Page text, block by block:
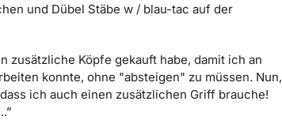
und Dübel Stäbe w / blau-tac auf der
zusätzliche Köpfe gekauft habe, damit ich an
konnte, ohne "absteigen" zu müssen. Nun,
ich auch einen zusätzlichen Griff brauche!